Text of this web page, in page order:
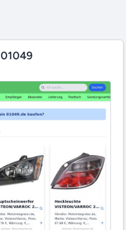
01049